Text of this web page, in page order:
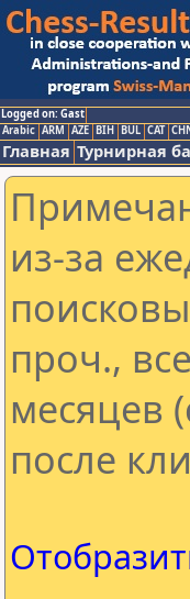
Logged on: Gast
Arabic ARM AZE BIH BUL CAT
Главная Турнирная
из-за
проч.,
месяцев
после